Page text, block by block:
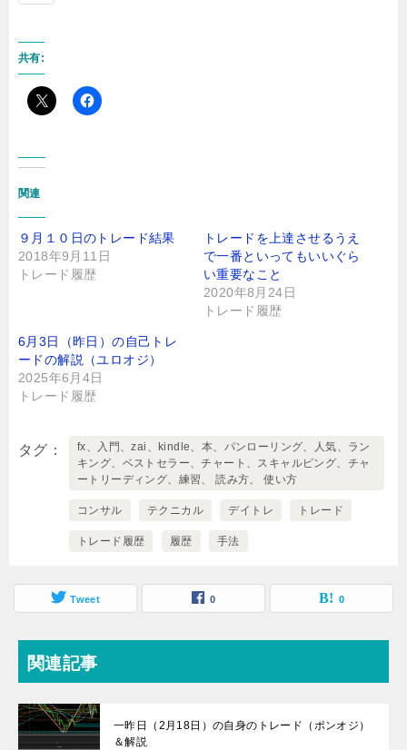
共有:
関連
９月１０日のトレード結果
2018年9月11日
トレード履歴
トレードを上達させるうえ
で一番といってもいいぐら
い重要なこと
2020年8月24日
トレード履歴
6月3日（昨日）の自己トレ
ードの解説（ユロオジ）
2025年6月4日
トレード履歴
タグ
fx、入門、zai、kindle、本、パンローリング、人気、ラン
キング、ベストセラー、チャート、スキャルピング、チャ
ートリーディング、練習、 読み方、 使い方
コンサル テクニカル デイトレ トレード
トレード履歴 履歴 手法
Tweet 0 0
関連記事
一昨日（2月18日）の自身のトレード（ポンオジ）
＆解説